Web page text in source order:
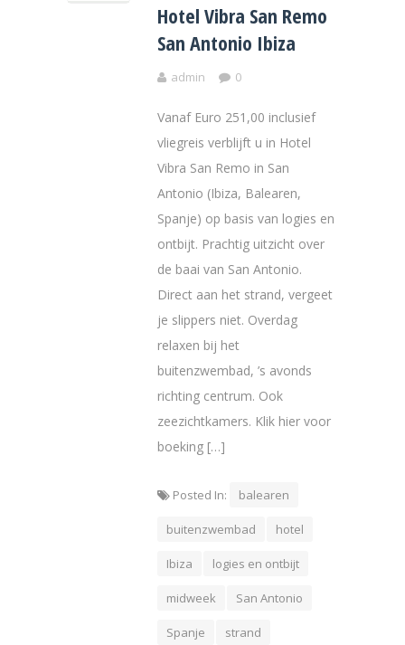
Hotel Vibra San Remo
San Antonio Ibiza
admin 0
Vanaf Euro 251,00 inclusief
vliegreis verblijft u in Hotel
Vibra San Remo in San
Antonio (Ibiza, Balearen,
Spanje) op basis van logies en
ontbijt. Prachtig uitzicht over
de baai van San Antonio.
Direct aan het strand, vergeet
je slippers niet. Overdag
relaxen bij het
buitenzwembad, ’s avonds
richting centrum. Ook
zeezichtkamers. Klik hier voor
boeking […]
Posted In: balearen
buitenzwembad hotel
Ibiza logies en ontbijt
midweek San Antonio
Spanje strand